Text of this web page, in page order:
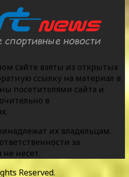
сайте взяты из открытых
ссылку на материал в
посетителями сайта и
в
их владельцам.
за
несет.
Reserved.